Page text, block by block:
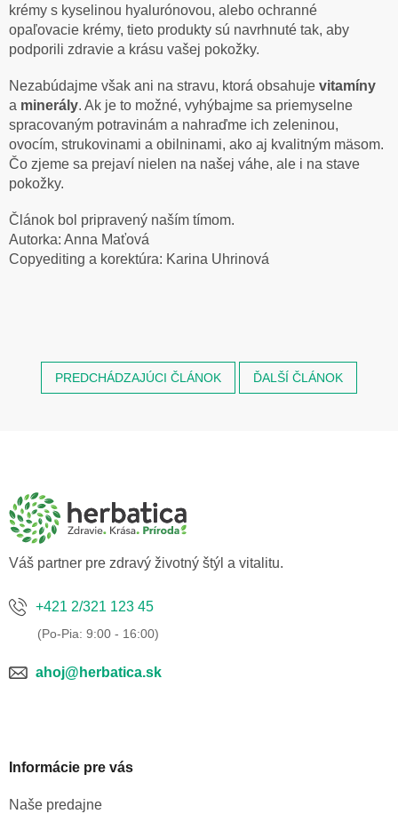
krémy s kyselinou hyalurónovou, alebo ochranné
opaľovacie krémy, tieto produkty sú navrhnuté tak, aby
podporili zdravie a krásu vašej pokožky.
Nezabúdajme však ani na stravu, ktorá obsahuje vitamíny
a minerály. Ak je to možné, vyhýbajme sa priemyselne
spracovaným potravinám a nahraďme ich zeleninou,
ovocím, strukovinami a obilninami, ako aj kvalitným mäsom.
Čo zjeme sa prejaví nielen na našej váhe, ale i na stave
pokožky.
Článok bol pripravený naším tímom.
Autorka: Anna Maťová
Copyediting a korektúra: Karina Uhrinová
PREDCHÁDZAJÚCI ČLÁNOK ĎALŠÍ ČLÁNOK
Váš partner pre zdravý životný štýl a vitalitu.
+421 2/321 123 45
ahoj@herbatica.sk
Informácie pre vás
Naše predajne